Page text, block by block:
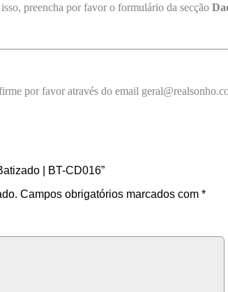
preencha por favor o formulário da secção
por favor através do email
| BT-CD016”
Campos obrigatórios marcados com *